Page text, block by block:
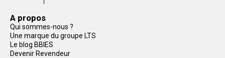
A propos
Qui sommes-nous ?
Une marque du groupe LTS
Le blog BBIES
Devenir Revendeur